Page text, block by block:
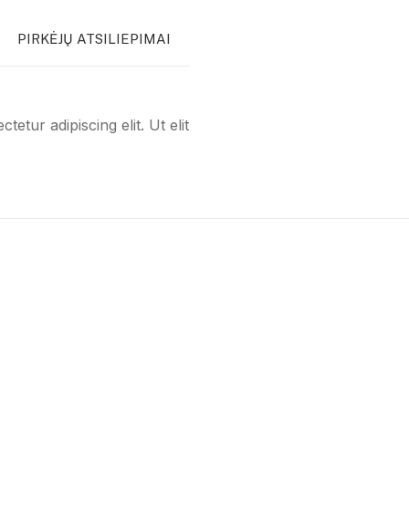
PIRKĖJŲ ATSILIEPIMAI
adipiscing elit. Ut elit